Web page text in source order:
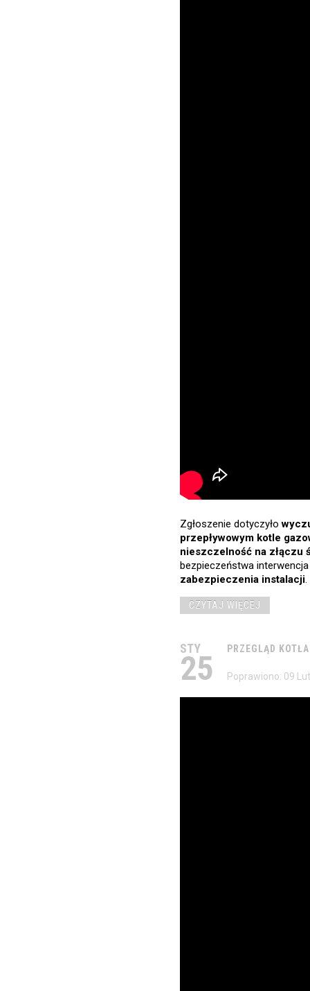
Zgłoszenie dotyczyło
przepływowym kotle
nieszczelność na złączu
bezpieczeństwa
zabezpieczenia instalacji.
CZYTAJ WIĘCEJ
STY
25 PRZEGLĄD KOTŁA
Poprawiono: 09